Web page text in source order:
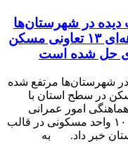
دیده در شهرستان‌ها
مرتفع شده است/ معضلات چند دهه‌ای ١٣ تعاونی مسکن
حل شده است
شهرستان‌ها مرتفع شده
١٣ تعاونی مسکن در سطح استان با
امور عمرانی
استانداری آذربایجان شرقی از تأمین ١٠٠٠٠ واحد مسکونی در قالب
خبر داد. به